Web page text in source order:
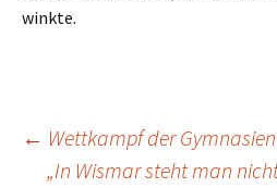
winkte.
← Wettkampf der Gymnasien
„In Wismar steht man